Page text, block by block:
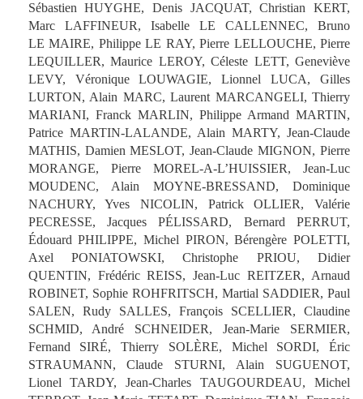
Sébastien HUYGHE, Denis JACQUAT, Christian KERT,
Marc LAFFINEUR, Isabelle LE CALLENNEC, Bruno
LE MAIRE, Philippe LE RAY, Pierre LELLOUCHE, Pierre
LEQUILLER, Maurice LEROY, Céleste LETT, Geneviève
LEVY, Véronique LOUWAGIE, Lionnel LUCA, Gilles
LURTON, Alain MARC, Laurent MARCANGELI, Thierry
MARIANI, Franck MARLIN, Philippe Armand MARTIN,
Patrice MARTIN-LALANDE, Alain MARTY, Jean-Claude
MATHIS, Damien MESLOT, Jean-Claude MIGNON, Pierre
MORANGE, Pierre MOREL-A-L’HUISSIER, Jean-Luc
MOUDENC, Alain MOYNE-BRESSAND, Dominique
NACHURY, Yves NICOLIN, Patrick OLLIER, Valérie
PECRESSE, Jacques PÉLISSARD, Bernard PERRUT,
Édouard PHILIPPE, Michel PIRON, Bérengère POLETTI,
Axel PONIATOWSKI, Christophe PRIOU, Didier
QUENTIN, Frédéric REISS, Jean-Luc REITZER, Arnaud
ROBINET, Sophie ROHFRITSCH, Martial SADDIER, Paul
SALEN, Rudy SALLES, François SCELLIER, Claudine
SCHMID, André SCHNEIDER, Jean-Marie SERMIER,
Fernand SIRÉ, Thierry SOLÈRE, Michel SORDI, Éric
STRAUMANN, Claude STURNI, Alain SUGUENOT,
Lionel TARDY, Jean-Charles TAUGOURDEAU, Michel